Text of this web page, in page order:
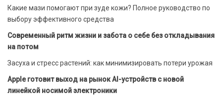
Какие мази помогают при зуде кожи? Полное руководство по
выбору эффективного средства
Современный ритм жизни и забота о себе без откладывания
на потом
Засуха и стресс растений: как минимизировать потери урожая
Apple готовит выход на рынок AI-устройств с новой
линейкой носимой электроники